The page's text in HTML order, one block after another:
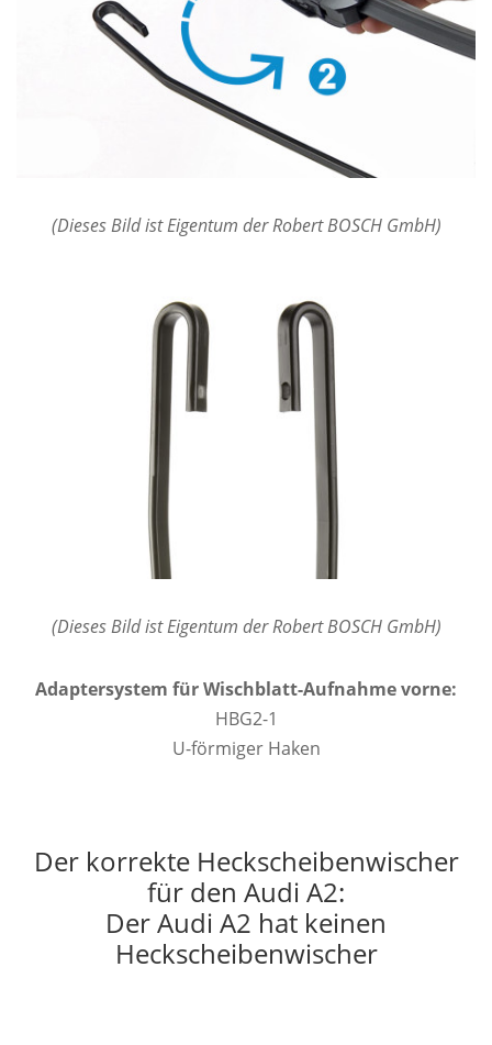
(Dieses Bild ist Eigentum der Robert BOSCH GmbH)
(Dieses Bild ist Eigentum der Robert BOSCH GmbH)
Adaptersystem für Wischblatt-Aufnahme vorne:
HBG2-1
U-förmiger Haken
Der korrekte Heckscheibenwischer
für den Audi A2:
Der Audi A2 hat keinen
Heckscheibenwischer